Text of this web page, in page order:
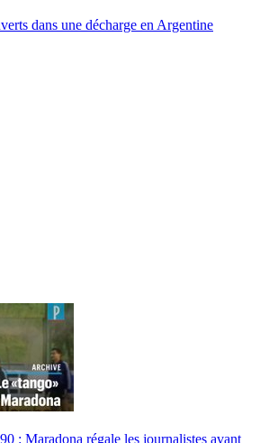
dans une décharge en Argentine
: Maradona régale les journalistes avant